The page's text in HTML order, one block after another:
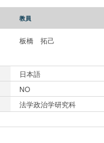
教員
板橋 拓己
日本語
NO
法学政治学研究科